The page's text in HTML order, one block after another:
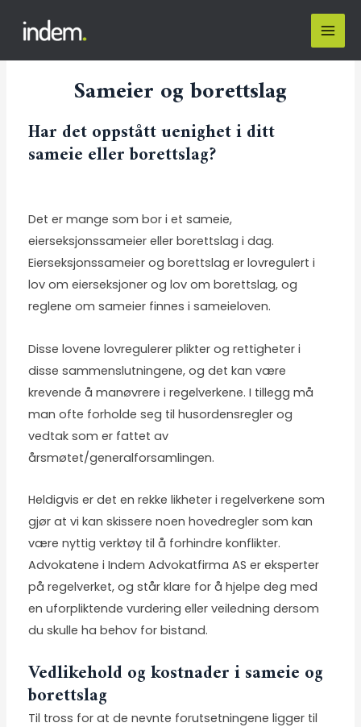
Sameier og borettslag
Har det oppstått uenighet i ditt
sameie eller borettslag?
Det er mange som bor i et sameie,
eierseksjonssameier eller borettslag i dag.
Eierseksjonssameier og borettslag er lovregulert i
lov om eierseksjoner oglov om borettslag, og
reglene om sameier finnes isameieloven.
Disse lovene lovregulerer plikter og rettigheter i
disse sammenslutningene, og det kan være
krevende å manøvrere i regelverkene. I tillegg må
man ofte forholde seg til husordensregler og
vedtak som er fattet av
årsmøtet/generalforsamlingen.
Heldigvis er det en rekke likheter i regelverkene som
gjør at vi kan skissere noen hovedregler som kan
være nyttig verktøy til å forhindre konflikter.
Advokatene i Indem Advokatfirma AS er eksperter
på regelverket, og står klare for å hjelpe deg med
en uforpliktende vurdering eller veiledning dersom
du skulle ha behov for bistand.
Vedlikehold og kostnader i sameie og
borettslag
Til tross for at de nevnte forutsetningene ligger til